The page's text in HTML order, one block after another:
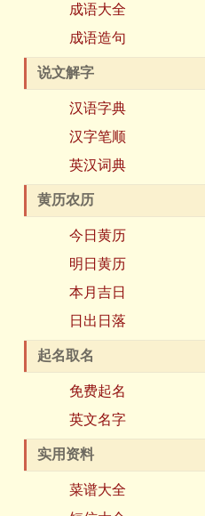
成语大全
成语造句
说文解字
汉语字典
汉字笔顺
英汉词典
黄历农历
今日黄历
明日黄历
本月吉日
日出日落
起名取名
免费起名
英文名字
实用资料
菜谱大全